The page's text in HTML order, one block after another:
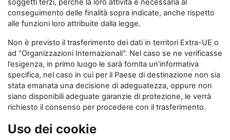
soggetti terzi, perché la loro attività è necessaria al
conseguimento delle finalità sopra indicate, anche rispetto
alle funzioni loro attribuite dalla legge.
Non è previsto il trasferimento dei dati in territori Extra-UE o
ad "Organizzazioni Internazionali". Nel caso se ne verificasse
l’esigenza, in primo luogo le sarà fornita un'informativa
specifica, nel caso in cui per il Paese di destinazione non sia
stata emanata una decisione di adeguatezza, oppure non
siano disponibili adeguate garanzie di protezione, le verrà
richiesto il consenso per procedere con il trasferimento.
Uso dei cookie